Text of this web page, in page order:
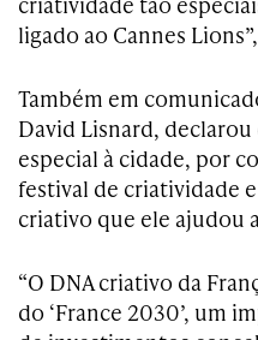
ligado ao Cannes
Também em
David Lisnard,
especial à cidade, por
festival de criatividade
criativo que ele ajudou
“O DNA criativo da
do ‘France 2030’, um